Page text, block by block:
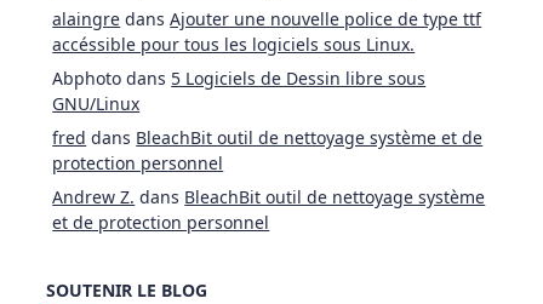
alaingre dansAjouter une nouvelle police de type ttf
accéssible pour tous les logiciels sous Linux.
Abphoto dans 5 Logiciels de Dessin libre sous
GNU/Linux
fred dans BleachBit outil de nettoyage système et de
protection personnel
Andrew Z. dans BleachBit outil de nettoyage système
et de protection personnel
SOUTENIR LE BLOG